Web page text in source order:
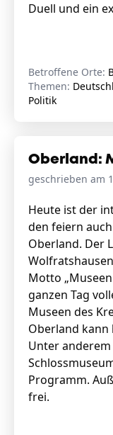
Duell und ein
Betroffene Orte:
Themen:
Politik
Oberland:
geschrieben am
Heute ist der
den feiern
Oberland. Der
Motto
ganzen Tag
Museen des
Oberland
Unter
Programm.
frei.